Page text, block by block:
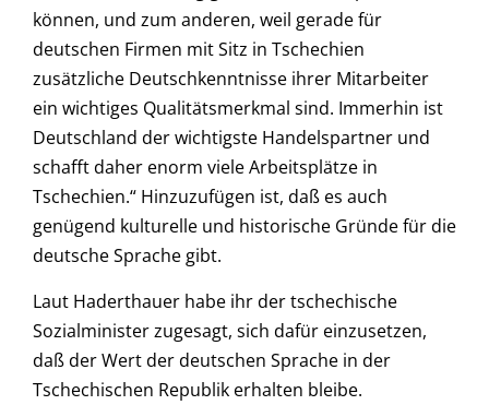
können, und zum anderen, weil gerade für
deutschen Firmen mit Sitz in Tschechien
zusätzliche Deutschkenntnisse ihrer Mitarbeiter
ein wichtiges Qualitätsmerkmal sind. Immerhin ist
Deutschland der wichtigste Handelspartner und
schafft daher enorm viele Arbeitsplätze in
Tschechien.“ Hinzuzufügen ist, daß es auch
genügend kulturelle und historische Gründe für die
deutsche Sprache gibt.
Laut Haderthauer habe ihr der tschechische
Sozialminister zugesagt, sich dafür einzusetzen,
daß der Wert der deutschen Sprache in der
Tschechischen Republik erhalten bleibe.